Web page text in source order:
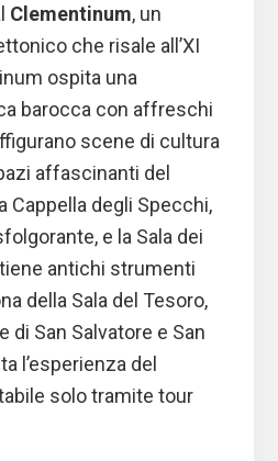
Clementinum, un
che risale all’XI
ospita una
barocca con affreschi
scene di cultura
affascinanti del
Cappella degli Specchi,
e la Sala dei
antichi strumenti
della Sala del Tesoro,
di San Salvatore e San
l’esperienza del
solo tramite tour